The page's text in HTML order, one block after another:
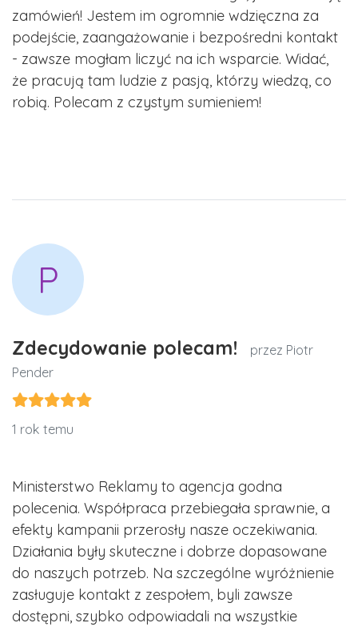
zamówień! Jestem im ogromnie wdzięczna za
podejście, zaangażowanie i bezpośredni kontakt
- zawsze mogłam liczyć na ich wsparcie. Widać,
że pracują tam ludzie z pasją, którzy wiedzą, co
robią. Polecam z czystym sumieniem!
P
Zdecydowanie polecam!
przez Piotr
Pender
1 rok temu
Ministerstwo Reklamy to agencja godna
polecenia. Współpraca przebiegała sprawnie, a
efekty kampanii przerosły nasze oczekiwania.
Działania były skuteczne i dobrze dopasowane
do naszych potrzeb. Na szczególne wyróżnienie
zasługuje kontakt z zespołem, byli zawsze
dostępni, szybko odpowiadali na wszystkie